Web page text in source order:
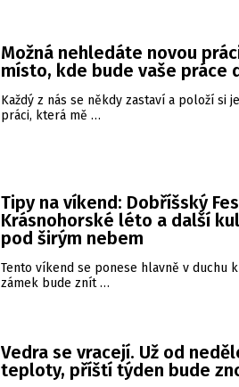
Možná nehledáte novou
místo, kde bude vaše práce
Každý z nás se někdy zastaví a položí si
práci, která mě …
Tipy na víkend: Dobříšský
Krásnohorské léto a další
pod širým nebem
Tento víkend se ponese hlavně v duchu
zámek bude znít …
Vedra se vracejí. Už od
teploty, příští týden bude